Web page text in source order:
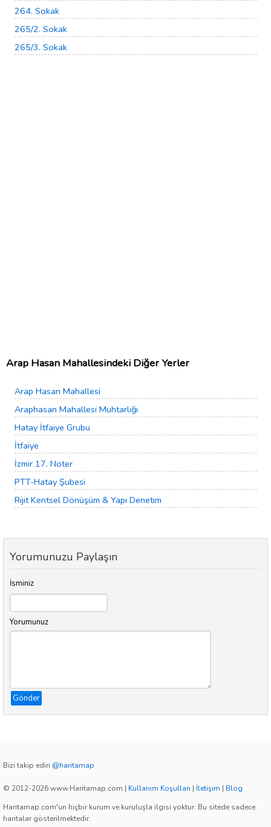
264. Sokak
265/2. Sokak
265/3. Sokak
Arap Hasan Mahallesindeki Diğer Yerler
Arap Hasan Mahallesi
Araphasan Mahallesi Muhtarlığı
Hatay İtfaiye Grubu
İtfaiye
İzmir 17. Noter
PTT-Hatay Şubesi
Rijit Kentsel Dönüşüm & Yapı Denetim
Yorumunuzu Paylaşın
İsminiz
Yorumunuz
Gönder
Bizi takip edin @haritamap
© 2012-2026 www.Haritamap.com | Kullanım Koşulları | İletişim | Blog
Haritamap.com'un hiçbir kurum ve kuruluşla ilgisi yoktur. Bu sitede sadece
haritalar gösterilmektedir.